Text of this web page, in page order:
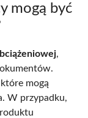
mogą być
,
mogą
W przypadku,